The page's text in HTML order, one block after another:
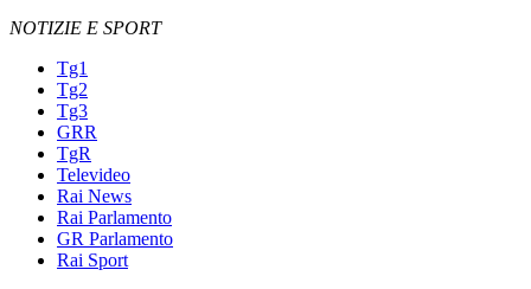
NOTIZIE E SPORT
Tg1
Tg2
Tg3
GRR
TgR
Televideo
Rai News
Rai Parlamento
GR Parlamento
Rai Sport